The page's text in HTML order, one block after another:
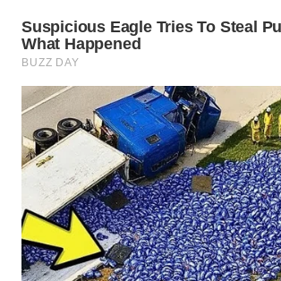
WN
MANDALIKA
WN
LIKUPANG
WN
LABUANBAJO
WN
BORNEO